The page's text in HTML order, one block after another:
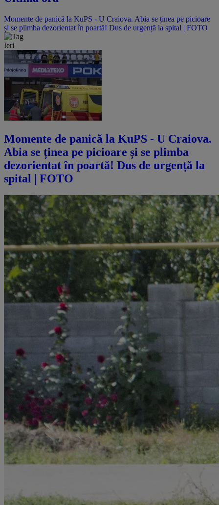
Momente de panică la KuPS - U Craiova. Abia se ținea pe picioare
și se plimba dezorientat în poartă! Dus de urgență la spital | FOTO
Ieri
Momente de panică la KuPS - U Craiova.
Abia se ținea pe picioare și se plimba
dezorientat în poartă! Dus de urgență la
spital | FOTO